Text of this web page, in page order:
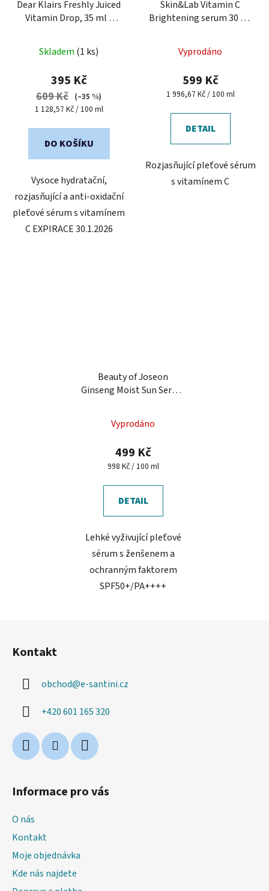
Dear Klairs Freshly Juiced
Vitamin Drop, 35 ml -
vitamínem C
Skladem (1 ks)
395 Kč
609 Kč (–35 %)
Měrná
1 128,57 Kč / 100 ml
DO KOŠÍKU
Vysoce hydratační,
rozjasňující a anti-oxidační
pleťové sérum s vitamínem
C EXPIRACE 30.1.2026
Skin&Lab Vitamin C
Brightening serum 30 ml
Vyprodáno
599 Kč
Měrná
1 996,67 Kč / 100 ml
DETAIL
Rozjasňující pleťové sérum
s vitamínem C
Beauty of Joseon
Ginseng Moist Sun Serum
pleťové sérum
Vyprodáno
499 Kč
Měrná
998 Kč / 100 ml
DETAIL
Lehké vyživující pleťové
sérum s ženšenem a
ochranným faktorem
SPF50+/PA++++
Kontakt
obchod@e-santini.cz
+420 601 165 320
Informace pro vás
O nás
Kontakt
Moje objednávka
Kde nás najdete